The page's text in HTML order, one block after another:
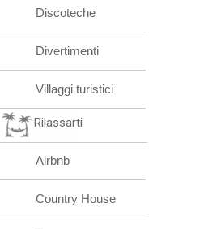
Discoteche
Divertimenti
Villaggi turistici
Rilassarti
Airbnb
Country House